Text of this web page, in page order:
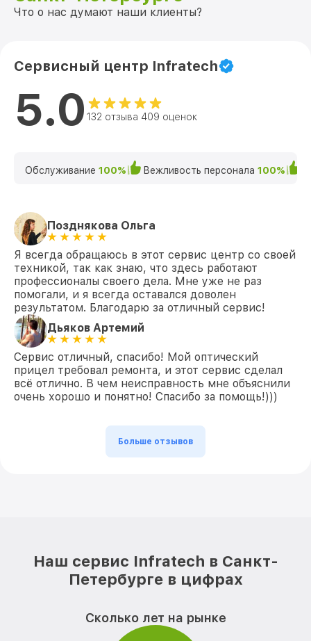
Что о нас думают наши клиенты?
Сервисный центр Infratech
5.0 132 отзыва 409 оценок
Обслуживание 100% Вежливость персонала 100%
Позднякова Ольга
Я всегда обращаюсь в этот сервис центр со своей
техникой, так как знаю, что здесь работают
профессионалы своего дела. Мне уже не раз
помогали, и я всегда оставался доволен
результатом. Благодарю за отличный сервис!
Дьяков Артемий
Сервис отличный, спасибо! Мой оптический
прицел требовал ремонта, и этот сервис сделал
всё отлично. В чем неисправность мне объяснили
очень хорошо и понятно! Спасибо за помощь!)))
Больше отзывов
Наш сервис Infratech в Санкт-
Петербурге в цифрах
Сколько лет на рынке